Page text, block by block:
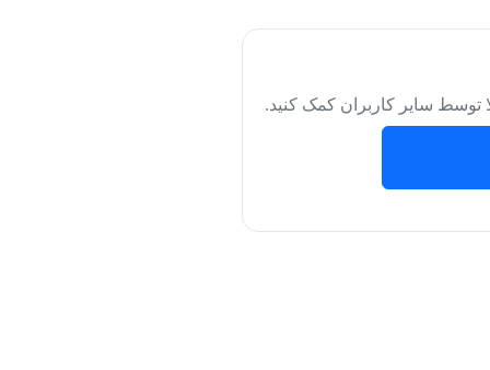
توسط سایر کاربران کمک کنید.